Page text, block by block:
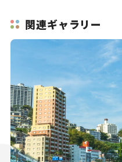
関連ギャラリー